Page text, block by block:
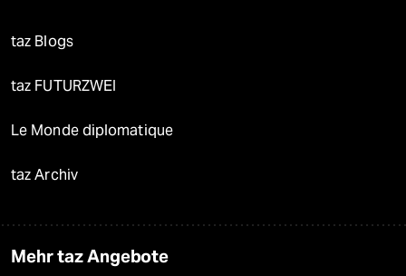
taz Blogs
taz FUTURZWEI
Le Monde diplomatique
taz Archiv
Mehr taz Angebote